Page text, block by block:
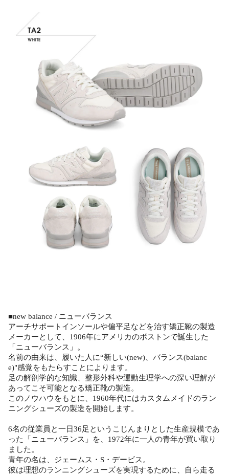
■new balance / ニューバランス
アーチサポートインソールや偏平足などを治す矯正靴の製造
メーカーとして、1906年にアメリカのボストンで誕生した
「ニューバランス」。
名前の由来は、履いた人に“新しい(new)、バランス(balanc
e)"感覚をもたらすことによります。
足の解剖学的な知識、整形外科や運動生理学への深い理解が
あってこそ可能となる矯正靴の製造。
このノウハウをもとに、1960年代にはカスタムメイドのラン
ニングシューズの製造を開始します。
6名の従業員と一日36足というこじんまりとした生産規模であ
った「ニューバランス」を、1972年に一人の青年が買い取り
ました。
青年の名は、ジェームス・S・デービス。
彼は理想のランニングシューズを実現するために、自ら走る